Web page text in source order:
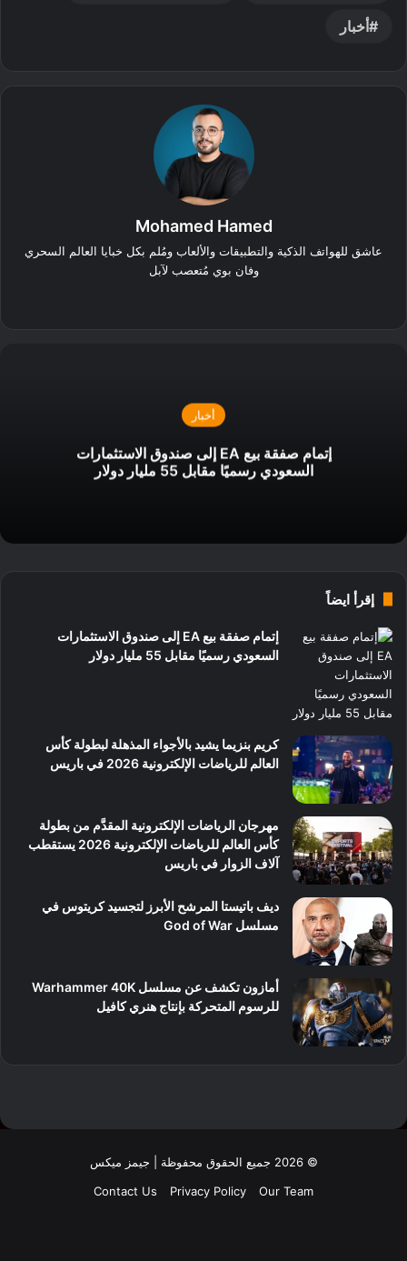
أخبار
Mohamed Hamed
عاشق للهواتف الذكية والتطبيقات والألعاب ومُلم بكل خبايا العالم السحري
وفان بوي مُتعصب لآبل
أخبار
إتمام صفقة بيع EA إلى صندوق الاستثمارات
السعودي رسميًا مقابل 55 مليار دولار
إقرأ ايضاً
إتمام صفقة بيع EA إلى صندوق الاستثمارات
السعودي رسميًا مقابل 55 مليار دولار
كريم بنزيما يشيد بالأجواء المذهلة لبطولة كأس
العالم للرياضات الإلكترونية 2026 في باريس
مهرجان الرياضات الإلكترونية المقدَّم من بطولة
كأس العالم للرياضات الإلكترونية 2026 يستقطب
آلاف الزوار في باريس
ديف باتيستا المرشح الأبرز لتجسيد كريتوس في
مسلسل God of War
أمازون تكشف عن مسلسل Warhammer 40K
للرسوم المتحركة بإنتاج هنري كافيل
© 2026 جميع الحقوق محفوظة | جيمز ميكس
Our Team
Privacy Policy
Contact Us